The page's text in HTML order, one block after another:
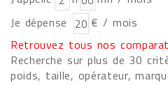
Je dépense
€ / mois
Retrouvez tous nos
Recherche sur plus de 30
poids, taille, opérateur,